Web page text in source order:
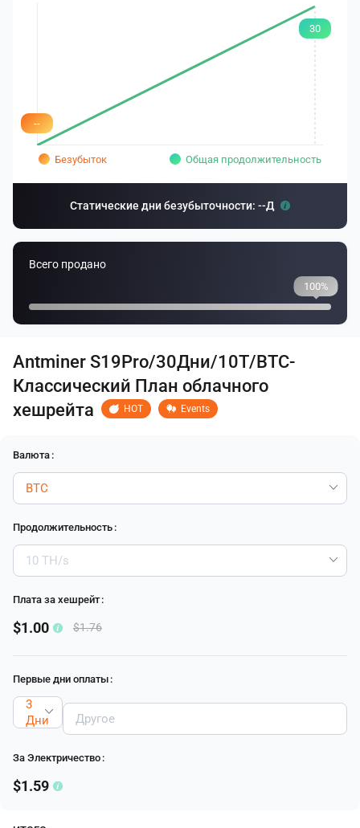
30
--
Безубыток Общая продолжительность
Статические дни безубыточности: --Д
Всего продано
100%
Antminer S19Pro/30Дни/10T/BTC-
Классический План облачного
хешрейта
HOT Events
Валюта :
Продолжительность :
Плата за хешрейт :
$1.00 $1.76
Первые дни оплаты :
3
Дни
За Электричество :
$1.59